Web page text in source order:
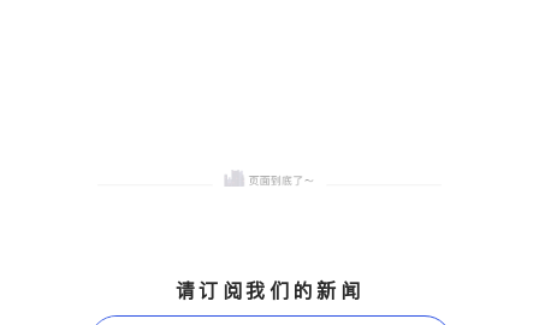
请订阅我们的新闻